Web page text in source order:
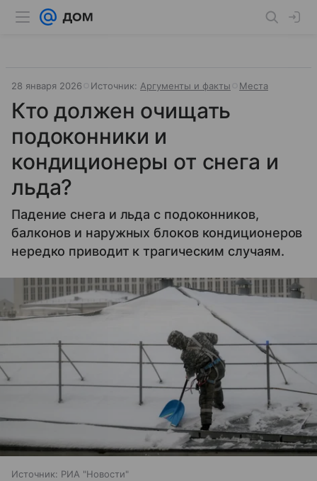
28 января 2026 Источник: Аргументы и факты Места
Кто должен очищать
подоконники и
кондиционеры от снега и
льда?
Падение снега и льда с подоконников,
балконов и наружных блоков кондиционеров
нередко приводит к трагическим случаям.
Источник: РИА "Новости"